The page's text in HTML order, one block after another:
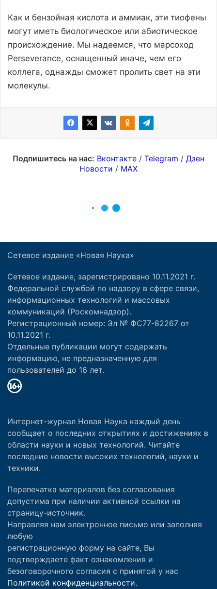
Сетевое издание «Новая Наука»
Сетевое издание, зарегистрировано 10.11.2021 г.
Федеральной службой по надзору в сфере связи,
информационных технологий и массовых
коммуникаций (Роскомнадзор).
Регистрационный номер: Эл № ФС77-82267 от
10.11.2021 г.
Отдельные публикации могут содержать
информацию, не предназначенную для
пользователей до 16 лет.
Интернет-журнал Новая Наука каждый день
сообщает о последних открытиях и достижениях в
области науки и новых технологий. Читайте
последние новости высоких технологий, науки и
техники.
Перепечатка материалов без согласования
допустима при наличии активной ссылки на
страницу-источник.
Направляя нам электронное письмо или заполняя
любую
регистрационную форму на сайте, Вы
подтверждаете факт ознакомления и
безоговорочного согласия с принятой у нас
Политикой конфиденциальности.